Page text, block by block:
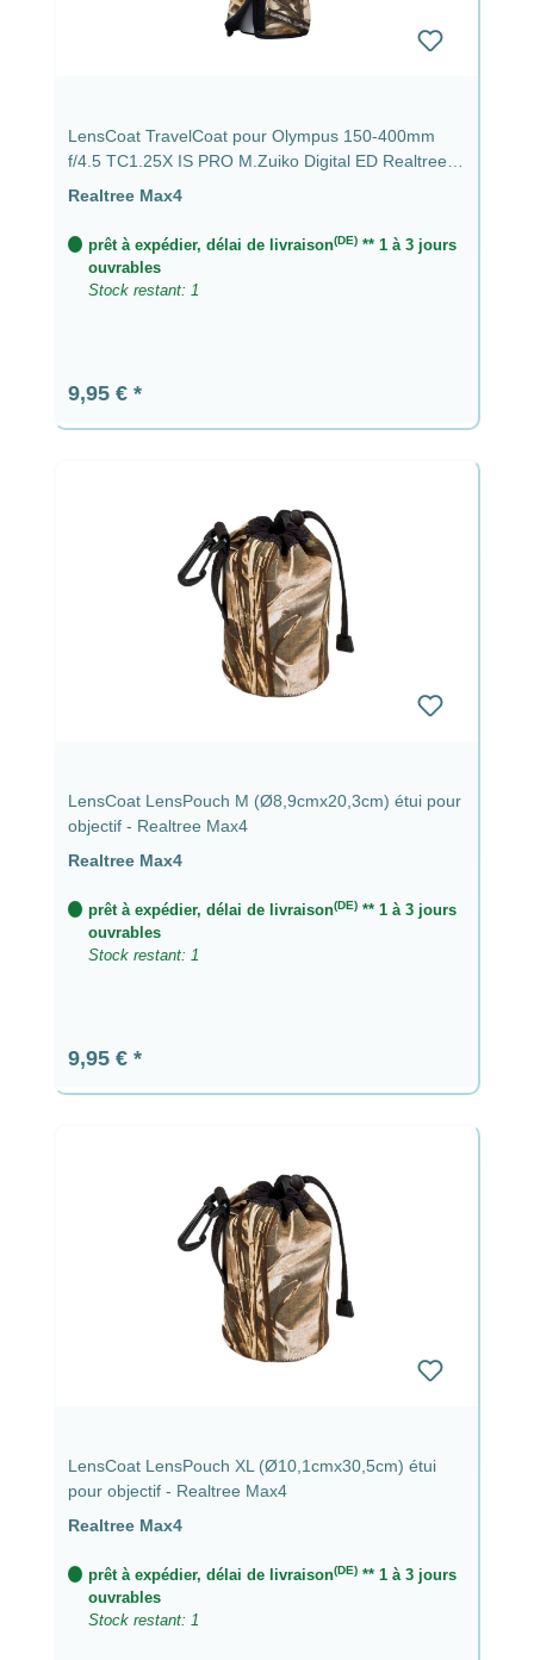
LensCoat TravelCoat pour Olympus 150-400mm
f/4.5 TC1.25X IS PRO M.Zuiko Digital ED Realtree
Max4
Realtree Max4
prêt à expédier, délai de livraison(DE)** 1 à 3 jours
ouvrables
Stock restant: 1
Prix régulier :
9,95 €
LensCoat LensPouch M (Ø8,9cmx20,3cm) étui pour
objectif - Realtree Max4
Realtree Max4
prêt à expédier, délai de livraison(DE)** 1 à 3 jours
ouvrables
Stock restant: 1
Prix régulier :
9,95 €
LensCoat LensPouch XL (Ø10,1cmx30,5cm) étui
pour objectif - Realtree Max4
Realtree Max4
prêt à expédier, délai de livraison(DE)** 1 à 3 jours
ouvrables
Stock restant: 1